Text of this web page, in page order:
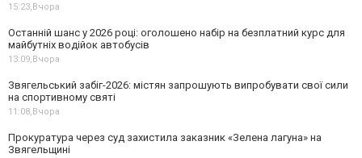
15:23, Вчора
Останній шанс у 2026 році: оголошено набір на безплатний курс для
майбутніх водійок автобусів
13:09, Вчора
Звягельський забіг-2026: містян запрошують випробувати свої сили
на спортивному святі
11:08, Вчора
Прокуратура через суд захистила заказник «Зелена лагуна» на
Звягельщині